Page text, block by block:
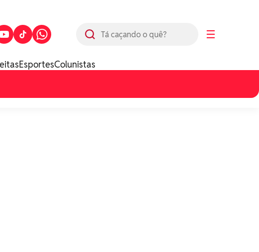
☰
EsportesColunistas